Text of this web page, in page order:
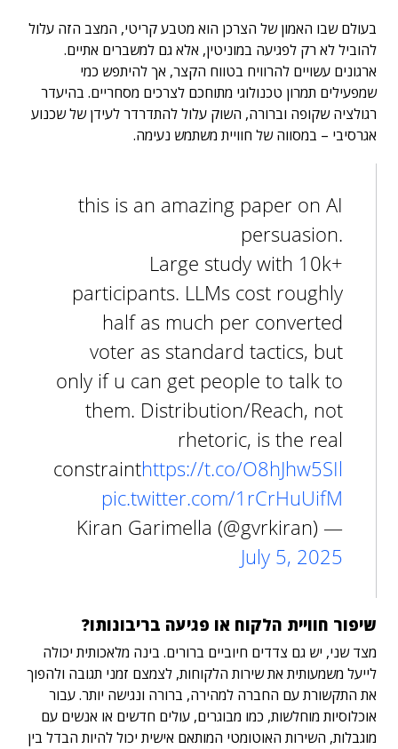
בעולם שבו האמון של הצרכן הוא מטבע קריטי, המצב הזה עלול
להוביל לא רק לפגיעה במוניטין, אלא גם למשברים אתיים.
ארגונים עשויים להרוויח בטווח הקצר, אך להיתפש כמי
שמפעילים תמרון טכנולוגי מתוחכם לצרכים מסחריים. בהיעדר
רגולציה שקופה וברורה, השוק עלול להתדרדר לעידן של שכנוע
אגרסיבי – במסווה של חוויית משתמש נעימה.
this is an amazing paper on AI
persuasion.
Large study with 10k+
participants. LLMs cost roughly
half as much per converted
voter as standard tactics, but
only if u can get people to talk to
them. Distribution/Reach, not
rhetoric, is the real
constrainthttps://t.co/O8hJhw5SIl
pic.twitter.com/1rCrHuUifM
— Kiran Garimella (@gvrkiran)
July 5, 2025
שיפור חוויית הלקוח או פגיעה בריבונותו?
מצד שני, יש גם צדדים חיוביים ברורים. בינה מלאכותית יכולה
לייעל משמעותית את שירות הלקוחות, לצמצם זמני תגובה ולהפוך
את התקשורת עם החברה למהירה, ברורה ונגישה יותר. עבור
אוכלוסיות מוחלשות, כמו מבוגרים, עולים חדשים או אנשים עם
מוגבלות, השירות האוטומטי המותאם אישית יכול להיות הבדל בין